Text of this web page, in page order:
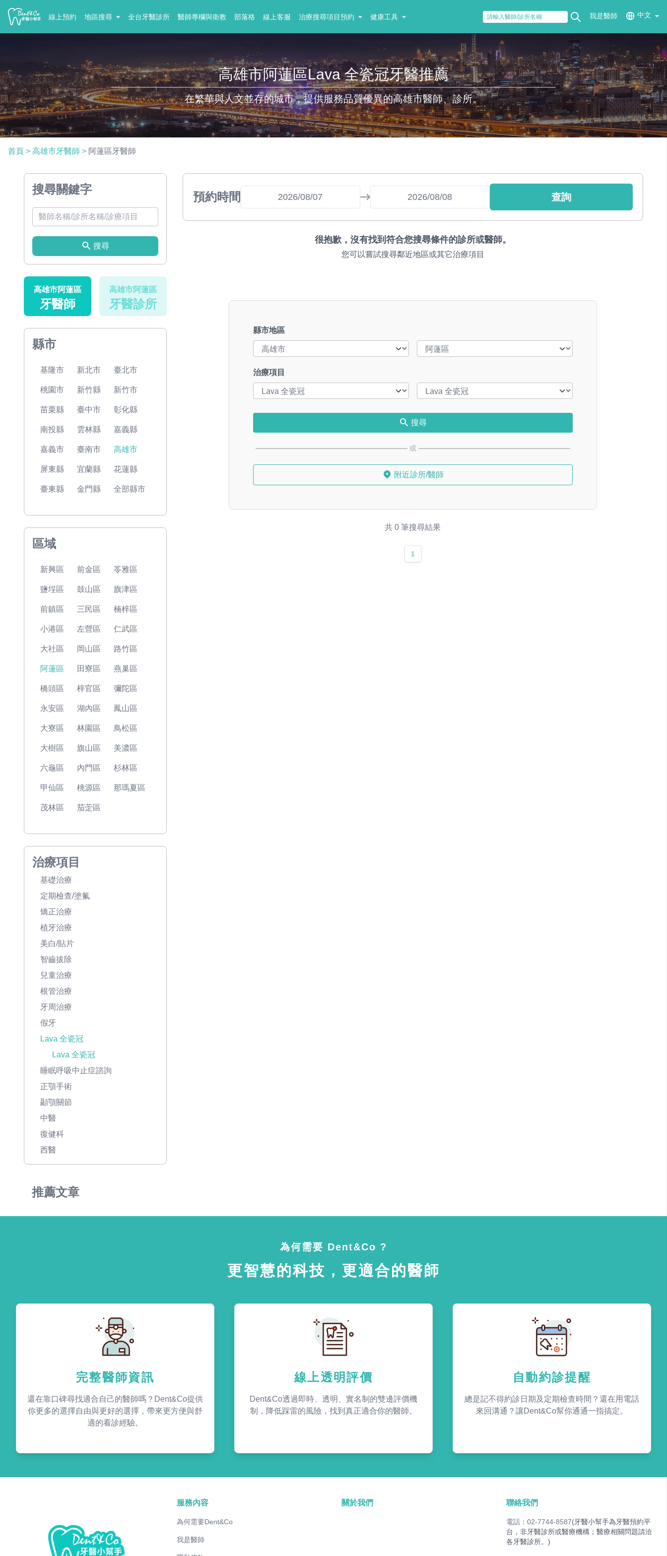
線上預約 地區搜尋 全台牙醫診所 醫師專欄與衛教 部落格 線上客服 治療搜尋項目預約 健康工具 我是醫師 中文
高雄市阿蓮區Lava 全瓷冠牙醫推薦
在繁華與人文並存的城市，提供服務品質優異的高雄市醫師、診所。
首頁 > 高雄市牙醫師 > 阿蓮區牙醫師
搜尋關鍵字
搜尋
高雄市阿蓮區
牙醫師
高雄市阿蓮區
牙醫診所
縣市
基隆市 新北市 臺北市
桃園市 新竹縣 新竹市
苗栗縣 臺中市 彰化縣
南投縣 雲林縣 嘉義縣
嘉義市 臺南市 高雄市
屏東縣 宜蘭縣 花蓮縣
臺東縣 金門縣 全部縣市
區域
新興區 前金區 苓雅區
鹽埕區 鼓山區 旗津區
前鎮區 三民區 楠梓區
小港區 左營區 仁武區
大社區 岡山區 路竹區
阿蓮區 田寮區 燕巢區
橋頭區 梓官區 彌陀區
永安區 湖內區 鳳山區
大寮區 林園區 鳥松區
大樹區 旗山區 美濃區
六龜區 內門區 杉林區
甲仙區 桃源區 那瑪夏區
茂林區 茄萣區
治療項目
基礎治療
定期檢查/塗氟
矯正治療
植牙治療
美白/貼片
智齒拔除
兒童治療
根管治療
牙周治療
假牙
Lava 全瓷冠
Lava 全瓷冠
睡眠呼吸中止症諮詢
正顎手術
顳顎關節
中醫
復健科
西醫
推薦文章
預約時間 查詢
很抱歉，沒有找到符合您搜尋條件的診所或醫師。
您可以嘗試搜尋鄰近地區或其它治療項目
縣市地區
治療項目
搜尋
或
附近診所/醫師
共 0 筆搜尋結果
1
為何需要 Dent&Co ?
更智慧的科技，更適合的醫師
完整醫師資訊
還在靠口碑尋找適合自己的醫師嗎？Dent&Co提供
你更多的選擇自由與更好的選擇，帶來更方便與舒
適的看診經驗。
線上透明評價
Dent&Co透過即時、透明、實名制的雙邊評價機
制，降低踩雷的風險，找到真正適合你的醫師。
自動約診提醒
總是記不得約診日期及定期檢查時間？還在用電話
來回溝通？讓Dent&Co幫你通通一指搞定。
服務內容
為何需要Dent&Co
我是醫師
關於我們 聯絡我們
電話：02-7744-8587(牙醫小幫手為牙醫預約平
台，非牙醫診所或醫療機構；醫療相關問題請洽
各牙醫診所。)